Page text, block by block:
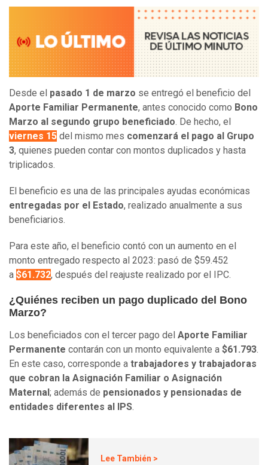
Desde el pasado 1 de marzo se entregó el beneficio del
Aporte Familiar Permanente, antes conocido como Bono
Marzo al segundo grupo beneficiado. De hecho, el
viernes 15 del mismo mes comenzará el pago al Grupo
3, quienes pueden contar con montos duplicados y hasta
triplicados.
El beneficio es una de las principales ayudas económicas
entregadas por el Estado, realizado anualmente a sus
beneficiarios.
Para este año, el beneficio contó con un aumento en el
monto entregado respecto al 2023: pasó de $59.452
a $61.732, después del reajuste realizado por el IPC.
¿Quiénes reciben un pago duplicado del Bono
Marzo?
Los beneficiados con el tercer pago del Aporte Familiar
Permanente contarán con un monto equivalente a $61.793.
En este caso, corresponde a trabajadores y trabajadoras
que cobran la Asignación Familiar o Asignación
Maternal ; además de pensionados y pensionadas de
entidades diferentes al IPS.
Lee También >